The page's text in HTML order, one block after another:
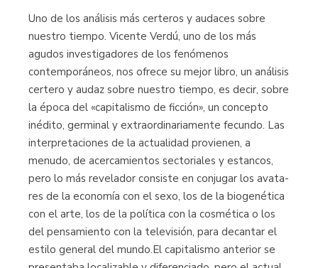
Uno de los análisis más certeros y audaces sobre
nuestro tiempo. Vicente Verdú, uno de los más
agudos investigadores de los fenómenos
contemporáneos, nos ofrece su mejor libro, un análisis
certero y audaz sobre nuestro tiempo, es decir, sobre
la época del «capitalismo de ficción», un concepto
inédito, germinal y extraordinariamente fecundo. Las
inter­pretaciones de la actualidad provienen, a
menudo, de acercamientos sec­toriales y estancos,
pero lo más revelador consiste en conjugar los avata­
res de la economía con el sexo, los de la biogenética
con el arte, los de la política con la cosmética o los
del pensamiento con la televisión, para de­cantar el
estilo general del mundo.El capitalismo anterior se